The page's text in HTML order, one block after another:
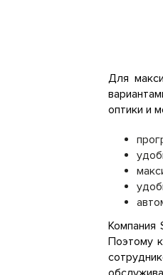
Для
оптики и
Компания
Поэтому